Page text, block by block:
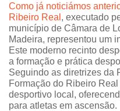
Como já noticiámos
Ribeiro Real , executado
município de Câmara de
Madeira, representou um
Este moderno recinto
a formação e prática
Seguindo as diretrizes da
Formação do Ribeiro
desportivo local,
para atletas em ascensão.